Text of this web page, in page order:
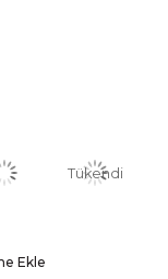
Tükendi
Ekle